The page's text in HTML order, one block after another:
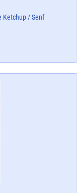
Ketchup / Senf